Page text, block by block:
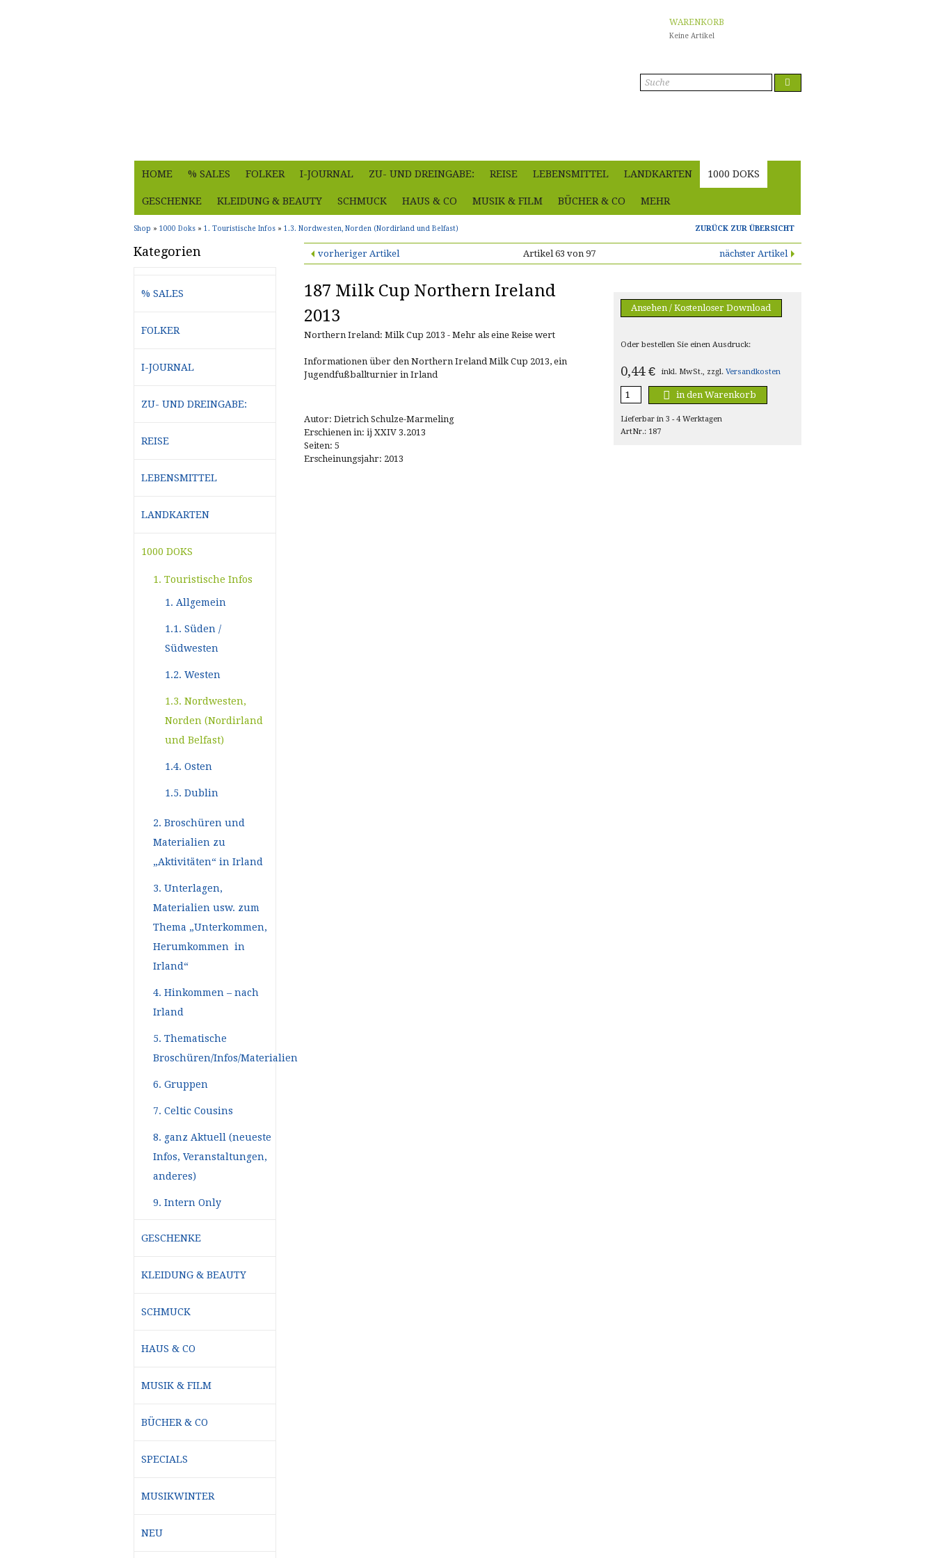
WARENKORB
Keine Artikel
HOME % SALES FOLKER I-JOURNAL ZU- UND DREINGABE: REISE LEBENSMITTEL LANDKARTEN 1000 DOKS
GESCHENKE KLEIDUNG & BEAUTY SCHMUCK HAUS & CO MUSIK & FILM BÜCHER & CO MEHR
Shop » 1000 Doks » 1. Touristische Infos » 1.3. Nordwesten, Norden (Nordirland und Belfast) ZURÜCK ZUR ÜBERSICHT
vorheriger Artikel Artikel 63 von 97 nächster Artikel
187 Milk Cup Northern Ireland
2013
Northern Ireland: Milk Cup 2013 - Mehr als eine Reise wert
Informationen über den Northern Ireland Milk Cup 2013, ein
Jugendfußballturnier in Irland
Autor: Dietrich Schulze-Marmeling
Erschienen in: ij XXIV 3.2013
Seiten: 5
Erscheinungsjahr: 2013
Ansehen / Kostenloser Download
Oder bestellen Sie einen Ausdruck:
0,44 € inkl. MwSt., zzgl.Versandkosten
in den Warenkorb
Lieferbar in 3 - 4 Werktagen
ArtNr.: 187
Kategorien
% SALES
FOLKER
I-JOURNAL
ZU- UND DREINGABE:
REISE
LEBENSMITTEL
LANDKARTEN
1000 DOKS
1. Touristische Infos
1. Allgemein
1.1. Süden /
Südwesten
1.2. Westen
1.3. Nordwesten,
Norden (Nordirland
und Belfast)
1.4. Osten
1.5. Dublin
2. Broschüren und
Materialien zu
„Aktivitäten“ in Irland
3. Unterlagen,
Materialien usw. zum
Thema „Unterkommen,
Herumkommen in
Irland“
4. Hinkommen – nach
Irland
5. Thematische
Broschüren/Infos/Materialien
6. Gruppen
7. Celtic Cousins
8. ganz Aktuell (neueste
Infos, Veranstaltungen,
anderes)
9. Intern Only
GESCHENKE
KLEIDUNG & BEAUTY
SCHMUCK
HAUS & CO
MUSIK & FILM
BÜCHER & CO
SPECIALS
MUSIKWINTER
NEU